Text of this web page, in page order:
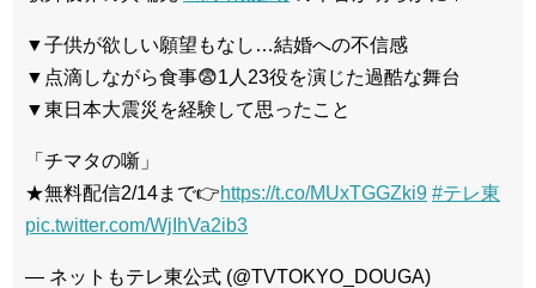
▼子供が欲しい願望もなし…結婚への不信感
▼点滴しながら食事😨1人23役を演じた過酷な舞台
▼東日本大震災を経験して思ったこと
「チマタの噺」
★無料配信2/14まで👉https://t.co/MUxTGGZki9 #テレ東
pic.twitter.com/WjIhVa2ib3
— ネットもテレ東公式 (@TVTOKYO_DOUGA)